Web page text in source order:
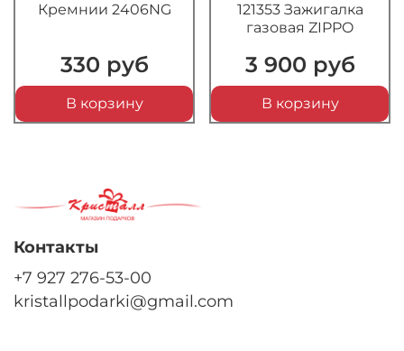
Кремнии 2406NG
330 руб
В корзину
121353 Зажигалка
газовая ZIPPO
3 900 руб
В корзину
Контакты
+7 927 276-53-00
kristallpodarki@gmail.com